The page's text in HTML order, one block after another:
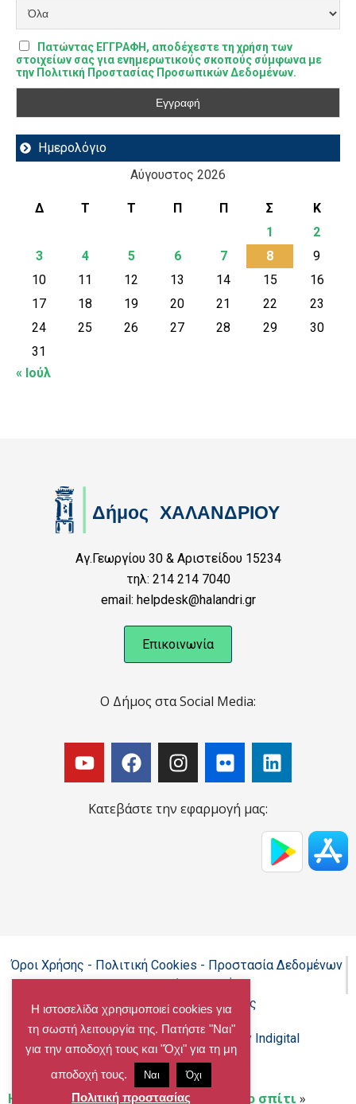
Πατώντας ΕΓΓΡΑΦΗ, αποδέχεστε τη χρήση των
στοιχείων σας για ενημερωτικούς σκοπούς σύμφωνα με
την Πολιτική Προστασίας Προσωπικών Δεδομένων.
Ημερολόγιο
Αύγουστος 2026
Δ Τ Τ Π Π Σ
Κ
1
2
3
4 5 6 7 8
9
10
11 12 13 14 15
16
17
18 19 20 21 22
23
24
25 26 27 28 29
30
31
« Ιούλ
Αγ.Γεωργίου 30 & Αριστείδου 15234
τηλ: 214 214 7040
email: helpdesk@halandri.gr
Επικοινωνία
Ο Δήμος στα Social Media:
Κατεβάστε την εφαρμογή μας:
Όροι Χρήσης - Πολιτική Cookies - Προστασία Δεδομένων
Δήλωση προσβασιμότητας
Copyright@chalandri.gr Powered by Indigital
Home Αθλητισμός»Γυμναστική στο σπίτι »
Η ιστοσελίδα χρησιμοποιεί cookies για
τη σωστή λειτουργία της. Πατήστε "Ναι"
για την αποδοχή τους και "Όχι" για τη μη
αποδοχή τους.
Ναι Όχι
Πολιτική προστασίας